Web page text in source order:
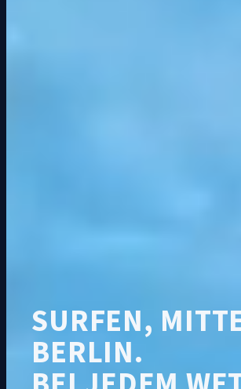
SURFEN,
BERLIN.